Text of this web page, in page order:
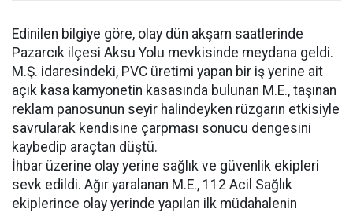
Edinilen bilgiye göre, olay dün akşam saatlerinde
Pazarcık ilçesi Aksu Yolu mevkisinde meydana geldi.
M.Ş. idaresindeki, PVC üretimi yapan bir iş yerine ait
açık kasa kamyonetin kasasında bulunan M.E., taşınan
reklam panosunun seyir halindeyken rüzgarın etkisiyle
savrularak kendisine çarpması sonucu dengesini
kaybedip araçtan düştü.
İhbar üzerine olay yerine sağlık ve güvenlik ekipleri
sevk edildi. Ağır yaralanan M.E., 112 Acil Sağlık
ekiplerince olay yerinde yapılan ilk müdahalenin